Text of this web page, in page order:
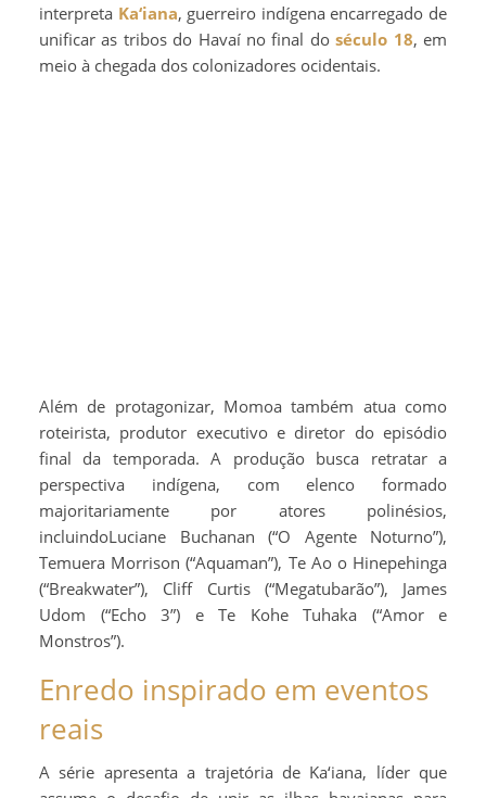
interpreta Ka‘iana, guerreiro indígena encarregado de
unificar as tribos do Havaí no final doséculo 18, em
meio à chegada dos colonizadores ocidentais.
Além de protagonizar, Momoa também atua como
roteirista, produtor executivo e diretor do episódio
final da temporada. A produção busca retratar a
perspectiva indígena, com elenco formado
majoritariamente por atores polinésios,
incluindoLuciane Buchanan (“O Agente Noturno”),
Temuera Morrison (“Aquaman”), Te Ao o Hinepehinga
(“Breakwater”), Cliff Curtis (“Megatubarão”), James
Udom (“Echo 3”) e Te Kohe Tuhaka (“Amor e
Monstros”).
Enredo inspirado em eventos
reais
A série apresenta a trajetória de Ka‘iana, líder que